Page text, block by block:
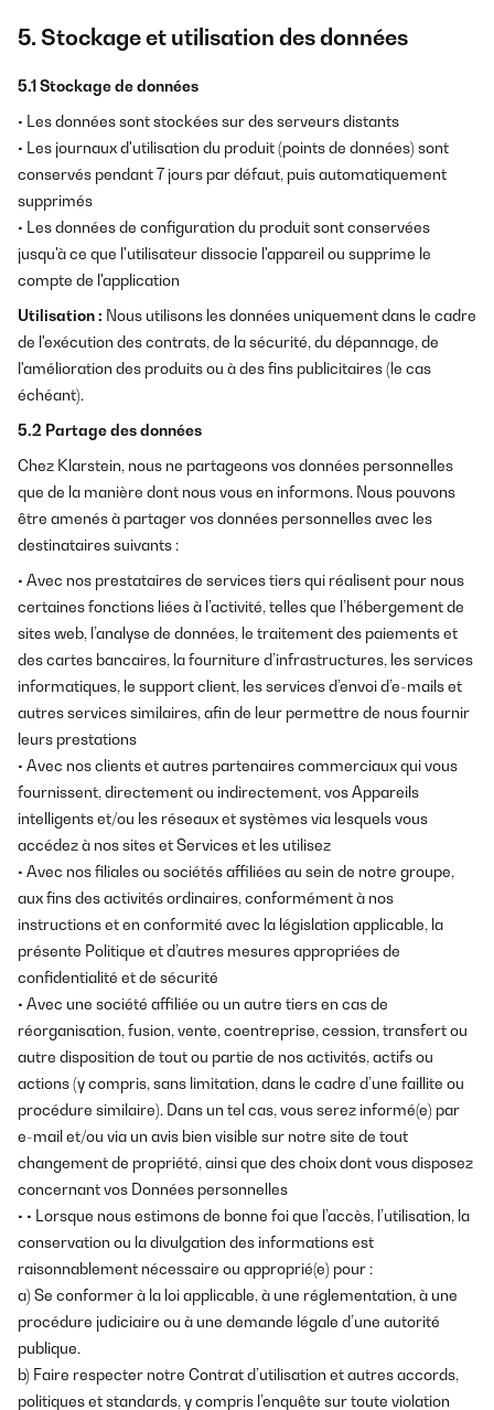
5. Stockage et utilisation des données
5.1 Stockage de données
• Les données sont stockées sur des serveurs distants
• Les journaux d'utilisation du produit (points de données) sont
conservés pendant 7 jours par défaut, puis automatiquement
supprimés
• Les données de configuration du produit sont conservées
jusqu'à ce que l'utilisateur dissocie l'appareil ou supprime le
compte de l'application
Utilisation : Nous utilisons les données uniquement dans le cadre
de l'exécution des contrats, de la sécurité, du dépannage, de
l'amélioration des produits ou à des fins publicitaires (le cas
échéant).
5.2 Partage des données
Chez Klarstein, nous ne partageons vos données personnelles
que de la manière dont nous vous en informons. Nous pouvons
être amenés à partager vos données personnelles avec les
destinataires suivants :
• Avec nos prestataires de services tiers qui réalisent pour nous
certaines fonctions liées à l’activité, telles que l’hébergement de
sites web, l’analyse de données, le traitement des paiements et
des cartes bancaires, la fourniture d’infrastructures, les services
informatiques, le support client, les services d’envoi d’e-mails et
autres services similaires, afin de leur permettre de nous fournir
leurs prestations
• Avec nos clients et autres partenaires commerciaux qui vous
fournissent, directement ou indirectement, vos Appareils
intelligents et/ou les réseaux et systèmes via lesquels vous
accédez à nos sites et Services et les utilisez
• Avec nos filiales ou sociétés affiliées au sein de notre groupe,
aux fins des activités ordinaires, conformément à nos
instructions et en conformité avec la législation applicable, la
présente Politique et d’autres mesures appropriées de
confidentialité et de sécurité
• Avec une société affiliée ou un autre tiers en cas de
réorganisation, fusion, vente, coentreprise, cession, transfert ou
autre disposition de tout ou partie de nos activités, actifs ou
actions (y compris, sans limitation, dans le cadre d’une faillite ou
procédure similaire). Dans un tel cas, vous serez informé(e) par
e-mail et/ou via un avis bien visible sur notre site de tout
changement de propriété, ainsi que des choix dont vous disposez
concernant vos Données personnelles
• • Lorsque nous estimons de bonne foi que l’accès, l’utilisation, la
conservation ou la divulgation des informations est
raisonnablement nécessaire ou approprié(e) pour :
a) Se conformer à la loi applicable, à une réglementation, à une
procédure judiciaire ou à une demande légale d’une autorité
publique.
b) Faire respecter notre Contrat d’utilisation et autres accords,
politiques et standards, y compris l’enquête sur toute violation